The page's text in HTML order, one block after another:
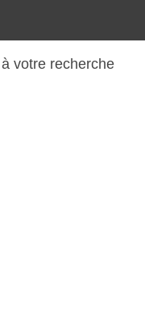
votre recherche